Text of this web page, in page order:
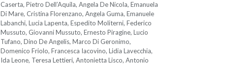
Caserta, Pietro Dell’Aquila, Angela De Nicola, Emanuela
Di Mare, Cristina Florenzano, Angela Guma, Emanuele
Labanchi, Lucia Lapenta, Espedito Moliterni, Federico
Mussuto, Giovanni Mussuto, Ernesto Piragine, Lucio
Tufano, Dino De Angelis, Marco Di Geronimo,
Domenico Friolo, Francesca Iacovino, Lidia Lavecchia,
Ida Leone, Teresa Lettieri, Antonietta Lisco, Antonio